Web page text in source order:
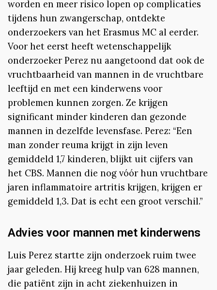
worden en meer risico lopen op complicaties
tijdens hun zwangerschap, ontdekte
onderzoekers van het Erasmus MC al eerder.
Voor het eerst heeft wetenschappelijk
onderzoeker Perez nu aangetoond dat ook de
vruchtbaarheid van mannen in de vruchtbare
leeftijd en met een kinderwens voor
problemen kunnen zorgen. Ze krijgen
significant minder kinderen dan gezonde
mannen in dezelfde levensfase. Perez: “Een
man zonder reuma krijgt in zijn leven
gemiddeld 1,7 kinderen, blijkt uit cijfers van
het CBS. Mannen die nog vóór hun vruchtbare
jaren inflammatoire artritis krijgen, krijgen er
gemiddeld 1,3. Dat is echt een groot verschil.”
Advies voor mannen met kinderwens
Luis Perez startte zijn onderzoek ruim twee
jaar geleden. Hij kreeg hulp van 628 mannen,
die patiënt zijn in acht ziekenhuizen in